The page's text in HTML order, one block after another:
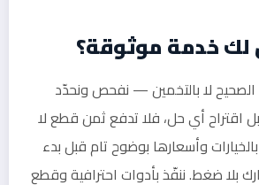
خدمة موثوقة؟
الصحيح لا بالتخمين — نفحص ونحدّد
اقتراح أي حل، فلا تدفع ثمن قطع لا
وأسعارها بوضوح تام قبل بدء
بلا ضغط. ننفّذ بأدوات احترافية وقطع